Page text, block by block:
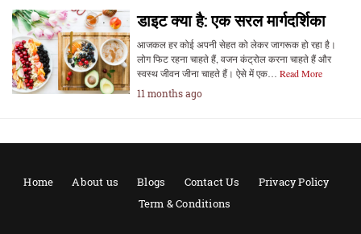
डाइट क्या है: एक सरल मार्गदर्शिका
आजकल हर कोई अपनी सेहत को लेकर जागरूक हो रहा है।
लोग फिट रहना चाहते हैं, वजन कंट्रोल करना चाहते हैं और
स्वस्थ जीवन जीना चाहते हैं। ऐसे में एक… Read More
11 months ago
Home About us Blogs Contact Us
Privacy Policy
Term & Conditions